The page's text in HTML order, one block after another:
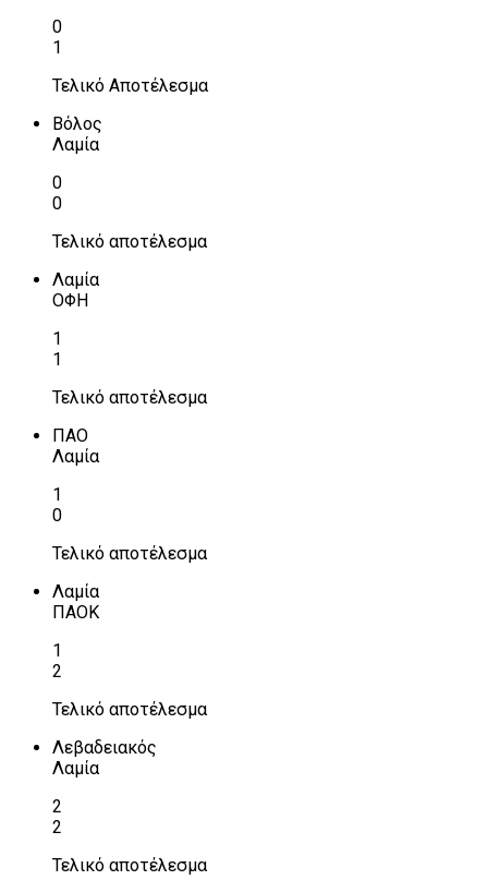
0
1
Τελικό Αποτέλεσμα
Βόλος
Λαμία
0
0
Τελικό αποτέλεσμα
Λαμία
ΟΦΗ
1
1
Τελικό αποτέλεσμα
ΠΑΟ
Λαμία
1
0
Τελικό αποτέλεσμα
Λαμία
ΠΑΟΚ
1
2
Τελικό αποτέλεσμα
Λεβαδειακός
Λαμία
2
2
Τελικό αποτέλεσμα